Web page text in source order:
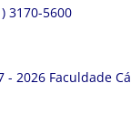
3170-5600
- 2026 Faculdade